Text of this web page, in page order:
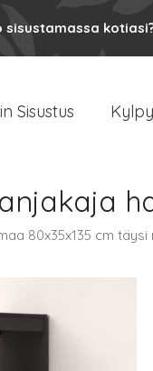
sisustamassa
Sisustus
80x35x135 cm täysi